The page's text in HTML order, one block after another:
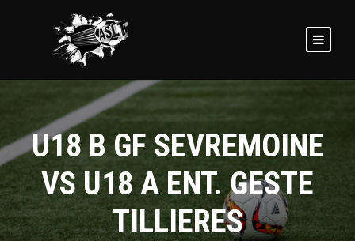
U18 B GF SEVREMOINE
VS U18 A ENT. GESTE
TILLIERES